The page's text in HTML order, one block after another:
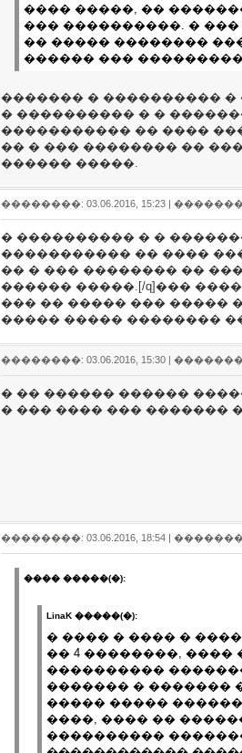
���� �����, ��
��� ����������. �
�� ����� ��������
������ ���
������� � ���������� �
� ���������� � �
����������� �� ����
�� � ��� �������� ��
������ �����.
��������: 03.06.2016, 15:23 |
� ���������� � �
����������� �� ����
�� � ��� �������� ��
������ �����.[/q]���
��� �� ����� ��� �����
����� ����� ��������
��������: 03.06.2016, 15:30 |
� �� ������ ������
� ��� ���� ��� �������
��������: 03.06.2016, 18:54 |
���� �����(�):
LinaK �����(�):
� ���� � ���� �
�� 4 ��������,
����������
������� � �������
����� �����
����, ���� ��
����������